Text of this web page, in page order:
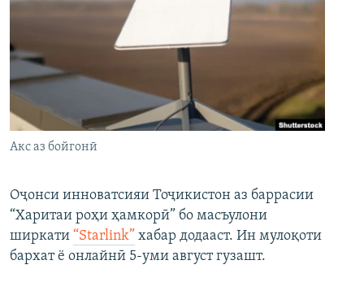
Акс аз бойгонӣ
Оҷонси инноватсияи Тоҷикистон аз баррасии
“Харитаи роҳи ҳамкорӣ” бо масъулони
ширкати “Starlink” хабар додааст. Ин мулоқоти
бархат ё онлайнӣ 5-уми август гузашт.